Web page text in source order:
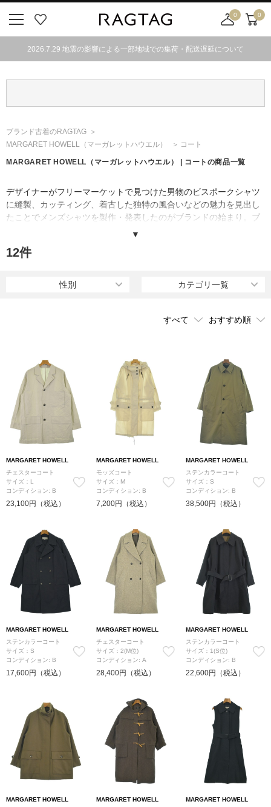
気
0
舗
カ
0
2026.7.29 地震の影響による一部地域での集荷・配送遅延について
ブランド古着のRAGTAG
MARGARET HOWELL （マーガレットハウエル） コート
MARGARET HOWELL （マーガレットハウエル） | コートの商品一覧
デザイナーがフリーマーケットで見つけた男物のビスポークシャツ
に縫製、カッティング、着古した独特の風合いなどの魅力を見出し
たことでメンズシャツを製作・発表したのがブランドの始まり。ブ
リス国内で高く評価された。
清潔感のあるデザインが特徴の服を展開している。
▼
12件
性別 カテゴリ一覧
MARGARET HOWELL
チェスターコート
サイズ：L
コンディション: B
23,100円（税込）
MARGARET HOWELL
モッズコート
サイズ：M
コンディション: B
7,200円（税込）
MARGARET HOWELL
ステンカラーコート
サイズ：S
コンディション: B
38,500円（税込）
MARGARET HOWELL
ステンカラーコート
サイズ：S
コンディション: B
17,600円（税込）
MARGARET HOWELL
チェスターコート
サイズ：2(M位)
コンディション: A
28,400円（税込）
MARGARET HOWELL
ステンカラーコート
サイズ：1(S位)
コンディション: B
22,600円（税込）
MARGARET HOWELL
MARGARET HOWELL
MARGARET HOWELL